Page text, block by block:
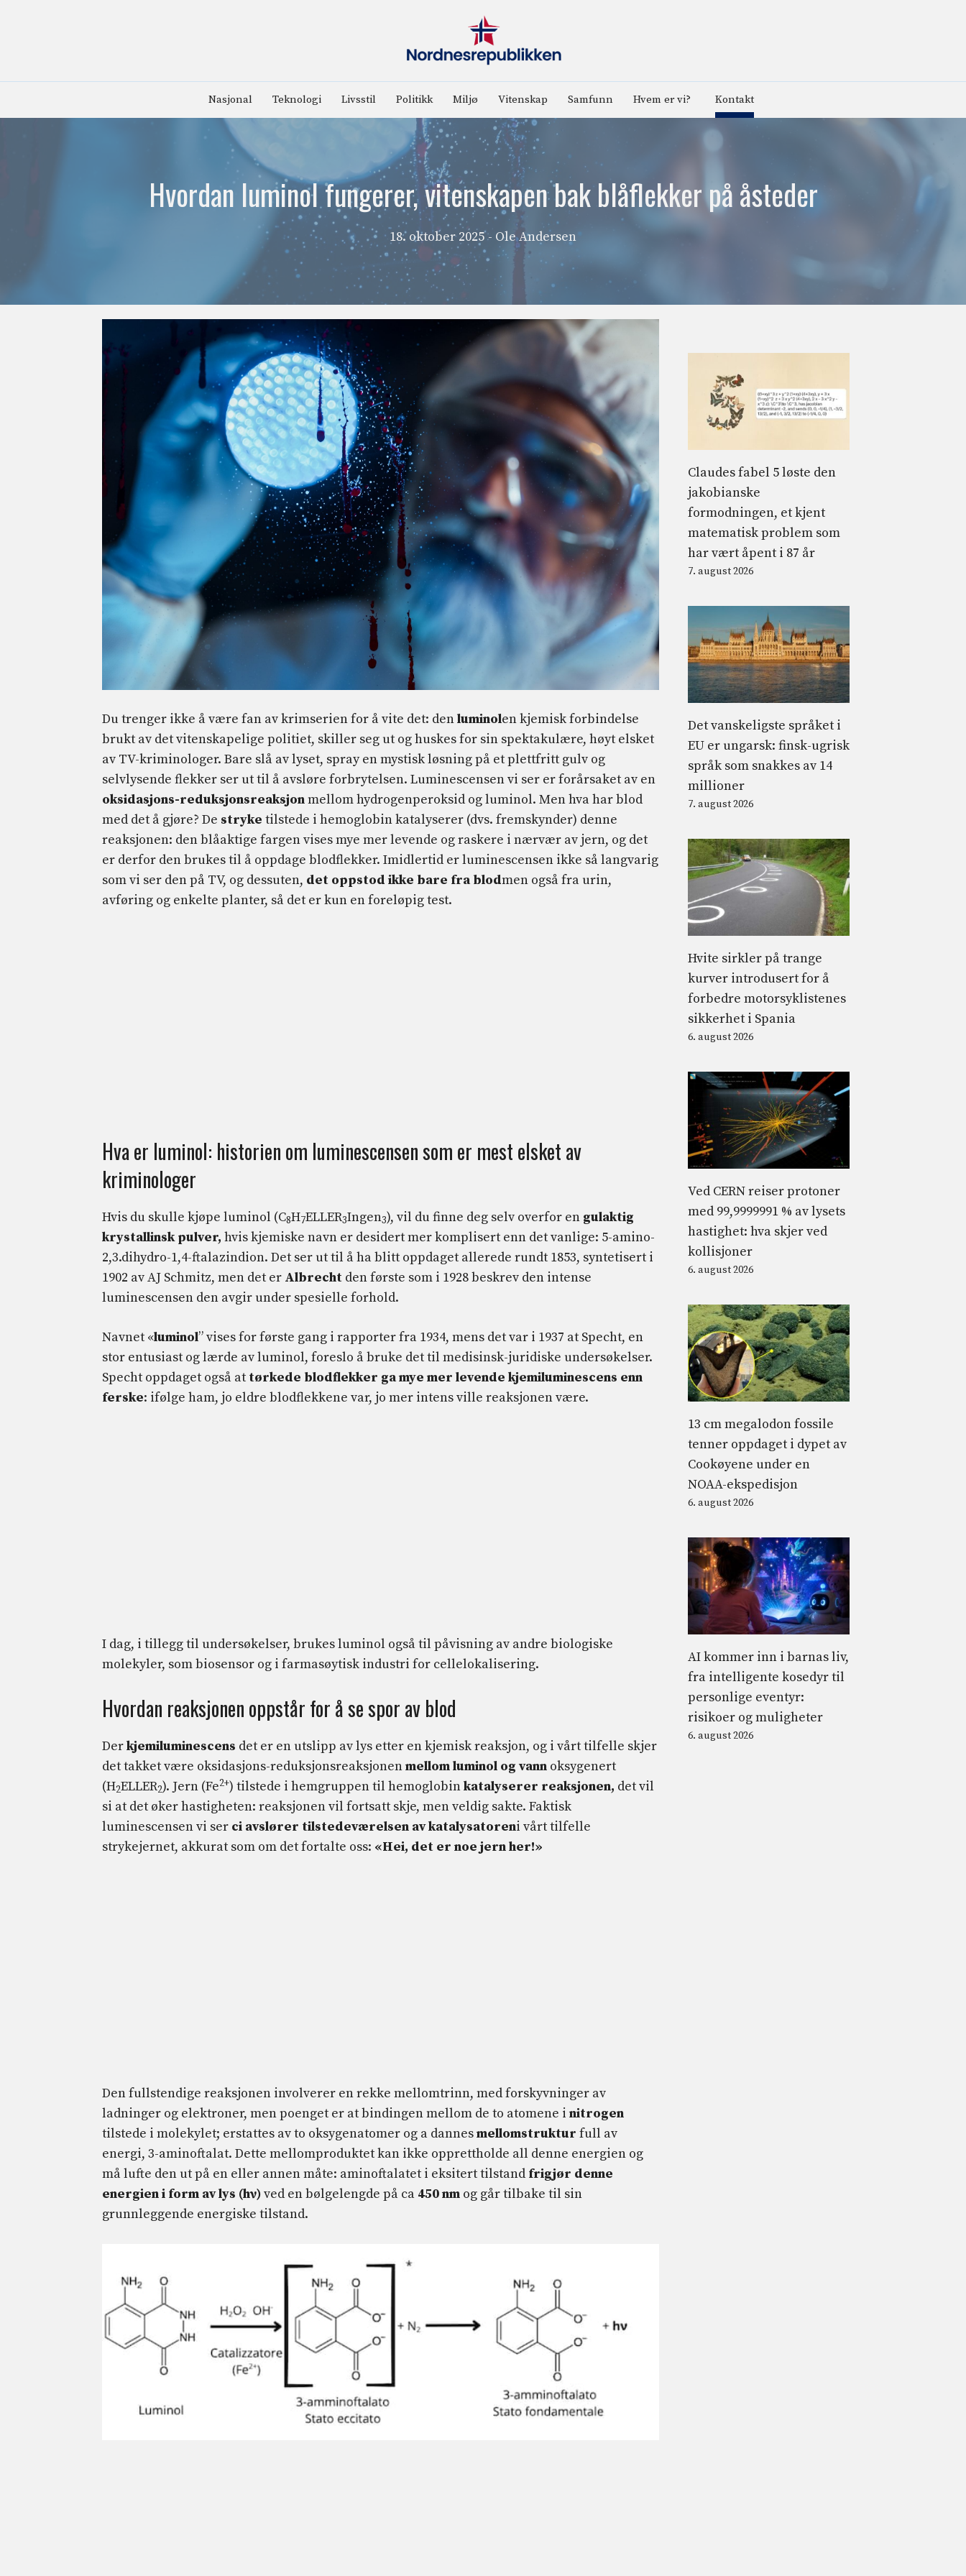
Nasjonal Teknologi Livsstil Politikk Miljø Vitenskap Samfunn Hvem er vi? Kontakt
Hvordan luminol fungerer, vitenskapen bak blåflekker på åsteder
18. oktober 2025 - Ole Andersen
Du trenger ikke å være fan av krimserien for å vite det: denluminolen kjemisk forbindelse
brukt av det vitenskapelige politiet, skiller seg ut og huskes for sin spektakulære, høyt elsket
av TV-kriminologer. Bare slå av lyset, spray en mystisk løsning på et plettfritt gulv og
selvlysende flekker ser ut til å avsløre forbrytelsen. Luminescensen vi ser er forårsaket av en
oksidasjons-reduksjonsreaksjonmellom hydrogenperoksid og luminol. Men hva har blod
med det å gjøre? De stryke tilstede i hemoglobin katalyserer (dvs. fremskynder) denne
reaksjonen: den blåaktige fargen vises mye mer levende og raskere i nærvær av jern, og det
er derfor den brukes til å oppdage blodflekker. Imidlertid er luminescensen ikke så langvarig
som vi ser den på TV, og dessuten, det oppstod ikke bare fra blodmen også fra urin,
avføring og enkelte planter, så det er kun en foreløpig test.
Hva er luminol: historien om luminescensen som er mest elsket av
kriminologer
Hvis du skulle kjøpe luminol (C8H7ELLER3Ingen3), vil du finne deg selv overfor en gulaktig
krystallinsk pulver, hvis kjemiske navn er desidert mer komplisert enn det vanlige: 5-amino-
2,3.dihydro-1,4-ftalazindion. Det ser ut til å ha blitt oppdaget allerede rundt 1853, syntetisert i
1902 av AJ Schmitz, men det er Albrecht den første som i 1928 beskrev den intense
luminescensen den avgir under spesielle forhold.
Navnet «luminol” vises for første gang i rapporter fra 1934, mens det var i 1937 at Specht, en
stor entusiast og lærde av luminol, foreslo å bruke det til medisinsk-juridiske undersøkelser.
Specht oppdaget også at tørkede blodflekker ga mye mer levende kjemiluminescens enn
ferske: ifølge ham, jo ​​eldre blodflekkene var, jo mer intens ville reaksjonen være.
I dag, i tillegg til undersøkelser, brukes luminol også til påvisning av andre biologiske
molekyler, som biosensor og i farmasøytisk industri for cellelokalisering.
Hvordan reaksjonen oppstår for å se spor av blod
Derkjemiluminescens det er en utslipp av lys etter en kjemisk reaksjon, og i vårt tilfelle skjer
det takket være oksidasjons-reduksjonsreaksjonenmellom luminol og vann oksygenert
(H2ELLER2). Jern (Fe2+) tilstede i hemgruppen til hemoglobinkatalyserer reaksjonen, det vil
si at det øker hastigheten: reaksjonen vil fortsatt skje, men veldig sakte. Faktisk
luminescensen vi ser ci avslører tilstedeværelsen av katalysatoreni vårt tilfelle
strykejernet, akkurat som om det fortalte oss: «Hei, det er noe jern her!»
Den fullstendige reaksjonen involverer en rekke mellomtrinn, med forskyvninger av
ladninger og elektroner, men poenget er at bindingen mellom de to atomene i nitrogen
tilstede i molekylet; erstattes av to oksygenatomer og a dannesmellomstruktur full av
energi, 3-aminoftalat. Dette mellomproduktet kan ikke opprettholde all denne energien og
må lufte den ut på en eller annen måte: aminoftalatet i eksitert tilstand frigjør denne
energien i form av lys (hν)ved en bølgelengde på ca 450 nm og går tilbake til sin
grunnleggende energiske tilstand.
Claudes fabel 5 løste den
jakobianske
formodningen, et kjent
matematisk problem som
har vært åpent i 87 år
7. august 2026
Det vanskeligste språket i
EU er ungarsk: finsk-ugrisk
språk som snakkes av 14
millioner
7. august 2026
Hvite sirkler på trange
kurver introdusert for å
forbedre motorsyklistenes
sikkerhet i Spania
6. august 2026
Ved CERN reiser protoner
med 99,9999991 % av lysets
hastighet: hva skjer ved
kollisjoner
6. august 2026
13 cm megalodon fossile
tenner oppdaget i dypet av
Cookøyene under en
NOAA-ekspedisjon
6. august 2026
AI kommer inn i barnas liv,
fra intelligente kosedyr til
personlige eventyr:
risikoer og muligheter
6. august 2026